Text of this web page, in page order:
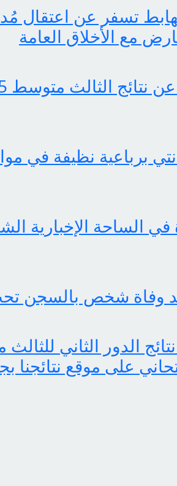
تسفر عن اعتقال
مع الأخلاق العامة
برباعية نظيفة في
وفاة شخص بالسجن
على موقع نتائجنا